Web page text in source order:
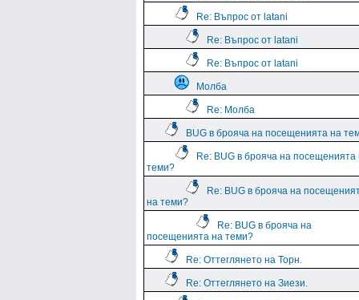
Re: Въпрос от latani
Re: Въпрос от latani
Re: Въпрос от latani
Молба
Re: Молба
BUG в брояча на посещенията на
Re: BUG в брояча на посещенията
теми?
Re: BUG в брояча на
на теми?
Re: BUG в брояча на
посещенията на теми?
Re: Оттеглянето на Торн.
Re: Оттеглянето на Зиези.